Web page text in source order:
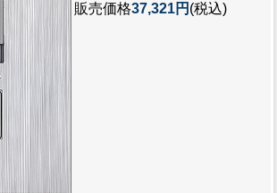
販売価格37,321円 (税込)